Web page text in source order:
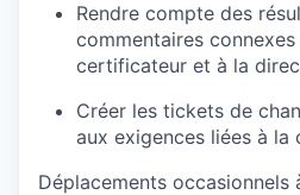
Rendre compte des
commentaires connexes
certificateur et à la
Créer les tickets de
aux exigences liées à la
Déplacements occasionnels